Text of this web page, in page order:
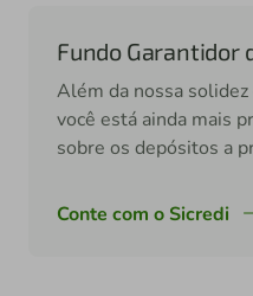
Fundo Garantidor
Além da nossa
você está ainda mais
sobre os depósitos a
Conte com o Sicredi